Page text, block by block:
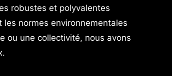
robustes et polyvalentes
normes environnementales
ou une collectivité, nous avons